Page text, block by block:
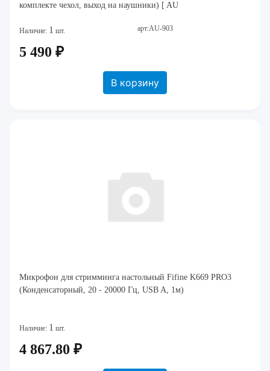
комплекте чехол, выход на наушники) [ AU
Наличие: 1 шт. арт:AU-903
5 490 ₽
В корзину
Микрофон для стримминга настольный Fifine K669 PRO3
(Конденсаторный, 20 - 20000 Гц, USB A, 1м)
Наличие: 1 шт.
4 867.80 ₽